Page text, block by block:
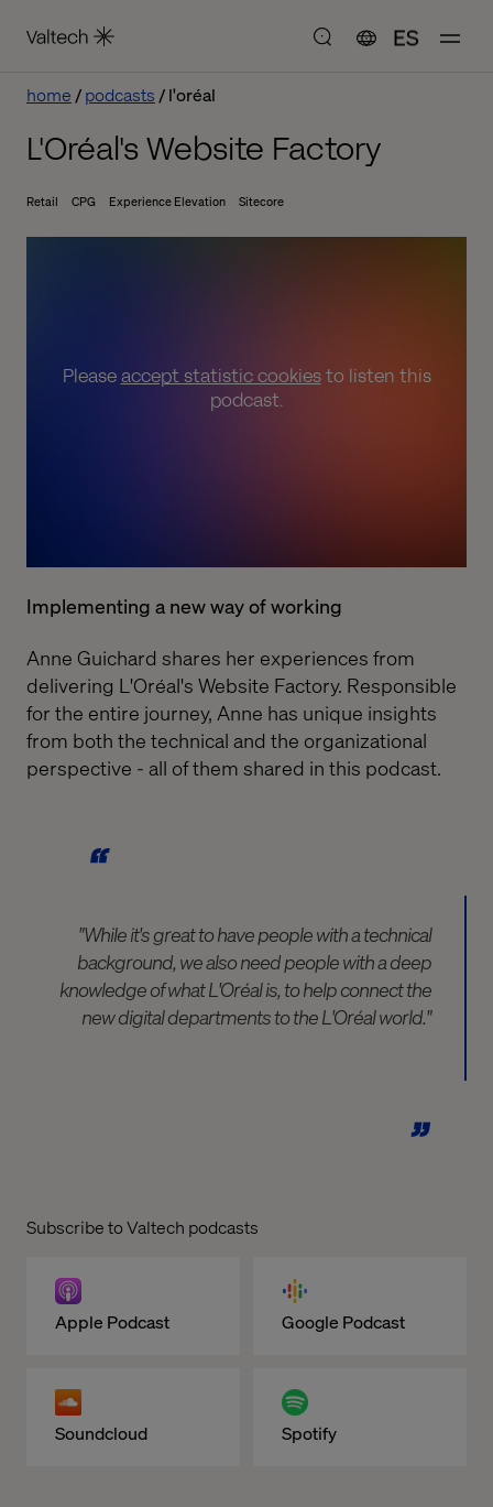
ES
home podcasts l'oréal
L'Oréal's Website Factory
Retail CPG Experience Elevation Sitecore
Pleaseaccept statistic cookiesto listen this
podcast.
Implementing a new way of working
Anne Guichard shares her experiences from
delivering L'Oréal's Website Factory. Responsible
for the entire journey, Anne has unique insights
from both the technical and the organizational
perspective - all of them shared in this podcast.
"While it's great to have people with a technical
background, we also need people with a deep
knowledge of what L'Oréal is, to help connect the
new digital departments to the L'Oréal world."
Subscribe to Valtech podcasts
Apple Podcast Google Podcast
Soundcloud Spotify